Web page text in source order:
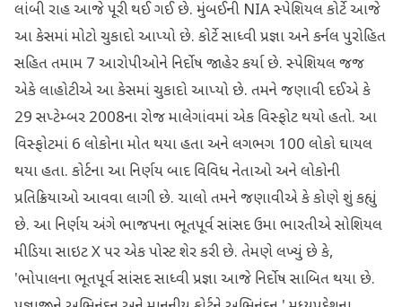
લાંબી રાહ આજે પૂરી થઈ ગઈ છે. મુંબઈની NIA સ્પેશિયલ કોર્ટે આજે
આ કેસમાં મોટો ચુકાદો આપ્યો છે. કોર્ટે સાધ્વી પ્રજ્ઞા અને કર્નલ પુરોહિત
સહિત તમામ 7 આરોપીઓને નિર્દોષ જાહેર કર્યા છે. સ્પેશિયલ જજ
એકે લાહોટીએ આ કેસમાં ચુકાદો આપ્યો છે. તમને જણાવી દઈએ કે
29 સપ્ટેમ્બર 2008ના રોજ માલેગાંવમાં એક વિસ્ફોટ થયો હતો. આ
વિસ્ફોટમાં 6 લોકોના મોત થયા હતા અને લગભગ 100 લોકો ઘાયલ
થયા હતા. કોર્ટના આ નિર્ણય બાદ વિવિધ નેતાઓ અને લોકોની
પ્રતિક્રિયાઓ આવવા લાગી છે. ચાલો તમને જણાવીએ કે કોણે શું કહ્યું
છે. આ નિર્ણય અંગે ભાજપના ભૂતપૂર્વ સાંસદ ઉમા ભારતીએ સોશિયલ
મીડિયા સાઇટ X પર એક પોસ્ટ શેર કરી છે. તેમણે લખ્યું છે કે,
'ભોપાલના ભૂતપૂર્વ સાંસદ સાધ્વી પ્રજ્ઞા આજે નિર્દોષ સાબિત થયા છે.